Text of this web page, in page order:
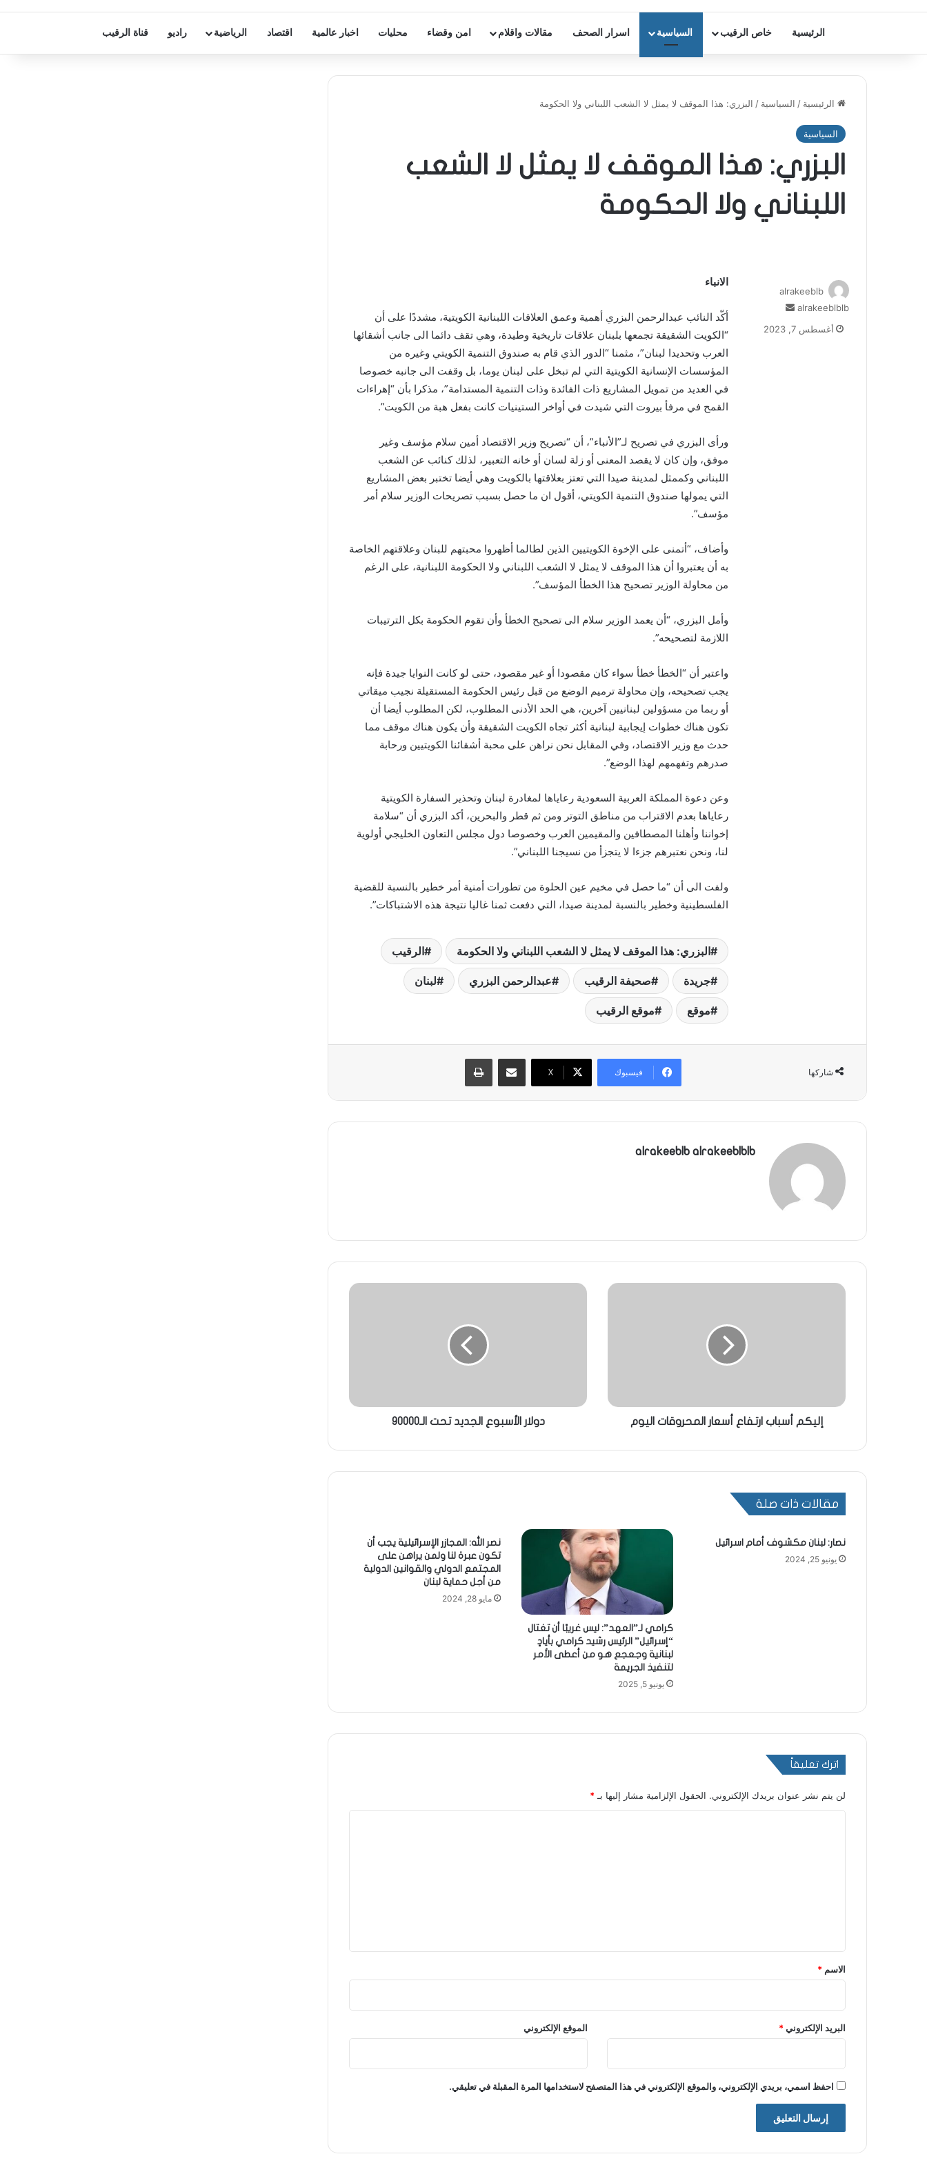
الرئيسية خاص الرقيب السياسية اسرار الصحف مقالات واقلام امن وقضاء محليات اخبار عالمية اقتصاد الرياضية راديو قناة الرقيب
الرئيسية / السياسية / البزري: هذا الموقف لا يمثل لا الشعب اللبناني ولا الحكومة
السياسية
البزري: هذا الموقف لا يمثل لا الشعب
اللبناني ولا الحكومة
الانباء
أكّد النائب عبدالرحمن البزري أهمية وعمق العلاقات اللبنانية الكويتية، مشددًا على أن
“الكويت الشقيقة تجمعها بلبنان علاقات تاريخية وطيدة، وهي تقف دائما الى جانب أشقائها
العرب وتحديدا لبنان”، مثمنا “الدور الذي قام به صندوق التنمية الكويتي وغيره من
المؤسسات الإنسانية الكويتية التي لم تبخل على لبنان يوما، بل وقفت الى جانبه خصوصا
في العديد من تمويل المشاريع ذات الفائدة وذات التنمية المستدامة”، مذكرا بأن “إهراءات
القمح في مرفأ بيروت التي شيدت في أواخر الستينيات كانت بفعل هبة من الكويت”.
ورأى البزري في تصريح لـ”الأنباء”، أن “تصريح وزير الاقتصاد أمين سلام مؤسف وغير
موفق، وإن كان لا يقصد المعنى أو زلة لسان أو خانه التعبير، لذلك كنائب عن الشعب
اللبناني وكممثل لمدينة صيدا التي تعتز بعلاقتها بالكويت وهي أيضا تختبر بعض المشاريع
التي يمولها صندوق التنمية الكويتي، أقول ان ما حصل بسبب تصريحات الوزير سلام أمر
مؤسف”.
وأضاف، “أتمنى على الإخوة الكويتيين الذين لطالما أظهروا محبتهم للبنان وعلاقتهم الخاصة
به أن يعتبروا أن هذا الموقف لا يمثل لا الشعب اللبناني ولا الحكومة اللبنانية، على الرغم
من محاولة الوزير تصحيح هذا الخطأ المؤسف”.
وأمل البزري، “أن يعمد الوزير سلام الى تصحيح الخطأ وأن تقوم الحكومة بكل الترتيبات
اللازمة لتصحيحه”.
واعتبر أن “الخطأ خطأ سواء كان مقصودا أو غير مقصود، حتى لو كانت النوايا جيدة فإنه
يجب تصحيحه، وإن محاولة ترميم الوضع من قبل رئيس الحكومة المستقيلة نجيب ميقاتي
أو ربما من مسؤولين لبنانيين آخرين، هي الحد الأدنى المطلوب، لكن المطلوب أيضا أن
تكون هناك خطوات إيجابية لبنانية أكثر تجاه الكويت الشقيقة وأن يكون هناك موقف مما
حدث مع وزير الاقتصاد، وفي المقابل نحن نراهن على محبة أشقائنا الكويتيين ورحابة
صدرهم وتفهمهم لهذا الوضع”.
وعن دعوة المملكة العربية السعودية رعاياها لمغادرة لبنان وتحذير السفارة الكويتية
رعاياها بعدم الاقتراب من مناطق التوتر ومن ثم قطر والبحرين، أكد البزري أن “سلامة
إخواننا وأهلنا المصطافين والمقيمين العرب وخصوصا دول مجلس التعاون الخليجي أولوية
لنا، ونحن نعتبرهم جزءا لا يتجزأ من نسيجنا اللبناني”.
ولفت الى أن “ما حصل في مخيم عين الحلوة من تطورات أمنية أمر خطير بالنسبة للقضية
الفلسطينية وخطير بالنسبة لمدينة صيدا، التي دفعت ثمنا غاليا نتيجة هذه الاشتباكات”.
البزري: هذا الموقف لا يمثل لا الشعب اللبناني ولا الحكومة الرقيب
جريدة صحيفة الرقيب عبدالرحمن البزري لبنان
موقع موقع الرقيب
alrakeeblb
alrakeeblblb
أغسطس 7, 2023
شاركها فيسبوك X
alrakeeblb alrakeeblblb
إليكم أسباب ارتفاع أسعار المحروقات اليوم دولار الأسبوع الجديد تحت الـ90000
مقالات ذات صلة
نصار: لبنان مكشوف أمام اسرائيل
يونيو 25, 2024
كرامي لـ”العهد”: ليس غريبًا أن تغتال
“إسرائيل” الرئيس رشيد كرامي بأيادٍ
لبنانية وجعجع هو من أعطى الأمر
لتنفيذ الجريمة
يونيو 5, 2025
نصر الله: المجازر الإسرائيلية يجب أن
تكون عبرة لنا ولمن يراهن على
المجتمع الدولي والقوانين الدولية
من أجل حماية لبنان
مايو 28, 2024
اترك تعليقاً
لن يتم نشر عنوان بريدك الإلكتروني. الحقول الإلزامية مشار إليها بـ *
*
الاسم *
البريد الإلكتروني* الموقع الإلكتروني
احفظ اسمي، بريدي الإلكتروني، والموقع الإلكتروني في هذا المتصفح لاستخدامها المرة المقبلة في تعليقي.